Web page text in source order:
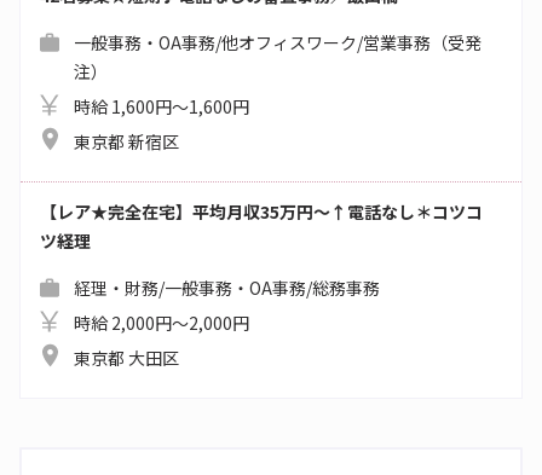
一般事務・OA事務/他オフィスワーク/営業事務（受発
注）
時給 1,600円～1,600円
東京都 新宿区
【レア★完全在宅】平均月収35万円～↑電話なし＊コツコ
ツ経理
経理・財務/一般事務・OA事務/総務事務
時給 2,000円～2,000円
東京都 大田区